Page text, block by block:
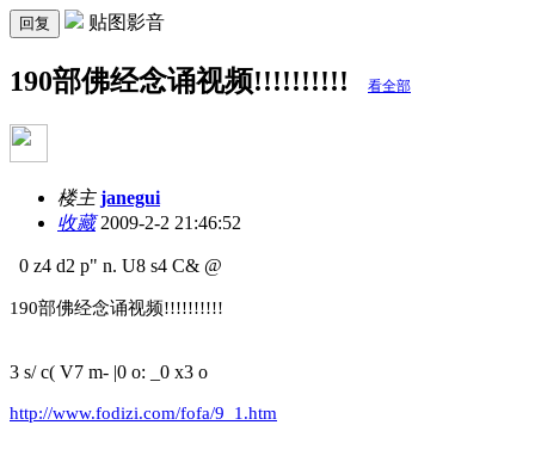
回复 贴图影音
190部佛经念诵视频!!!!!!!!!! 看全部
楼主 janegui
收藏2009-2-2 21:46:52
0 z4 d2 p" n. U8 s4 C& @
190部佛经念诵视频!!!!!!!!!!
3 s/ c( V7 m- |0 o: _0 x3 o
http://www.fodizi.com/fofa/9_1.htm